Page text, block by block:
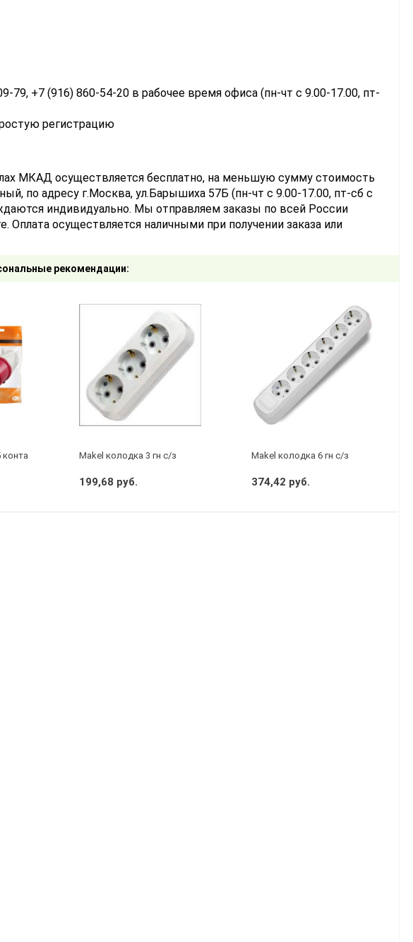
79, +7 (916) 860-54-20 в рабочее время офиса (пн-чт с 9.00-17.00, пт-
регистрацию
МКАД осуществляется бесплатно, на меньшую сумму стоимость
по адресу г.Москва, ул.Барышиха 57Б (пн-чт с 9.00-17.00, пт-сб с
индивидуально. Мы отправляем заказы по всей России
Оплата осуществляется наличными при получении заказа или
рекомендации:
16А 380В IP44Makel колодка 3 гн с/з
199,68 руб.
Makel колодка 6 гн с/з
374,42 руб.